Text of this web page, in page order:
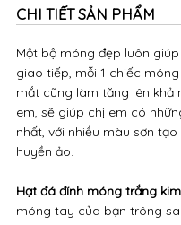
CHI TIẾT SẢN PHẨM
Một bộ móng đẹp luôn
giao tiếp, mỗi 1 chiếc
mắt cũng làm tăng lên khả
em, sẽ giúp chị em có
nhất, với nhiều màu sơn
huyền ảo.
Hạt đá đính móng trắng
móng tay của bạn trông